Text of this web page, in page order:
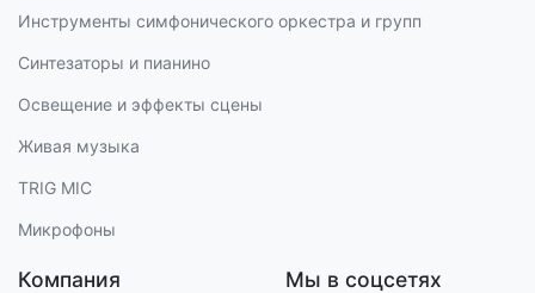
Инструменты симфонического оркестра и групп
Синтезаторы и пианино
Освещение и эффекты сцены
Живая музыка
TRIG MIC
Микрофоны
Компания Мы в соцсетях